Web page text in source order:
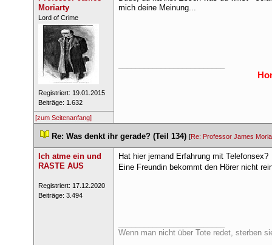
Moriarty
​Lord of Crime
Registriert: 19.01.2015
Beiträge: 1.632
mich deine Meinung...
[zum Seitenanfang]
Re: Was denkt ihr gerade? (Teil 134) [Re: Professor James
Ich atme ein und
RASTE AUS
Registriert: 17.12.2020
Beiträge: 3.494
Hat hier jemand Erfahrung mit Telefonsex?
Eine Freundin bekommt den Hörer nicht
Wenn man nicht über Tote redet, sterben